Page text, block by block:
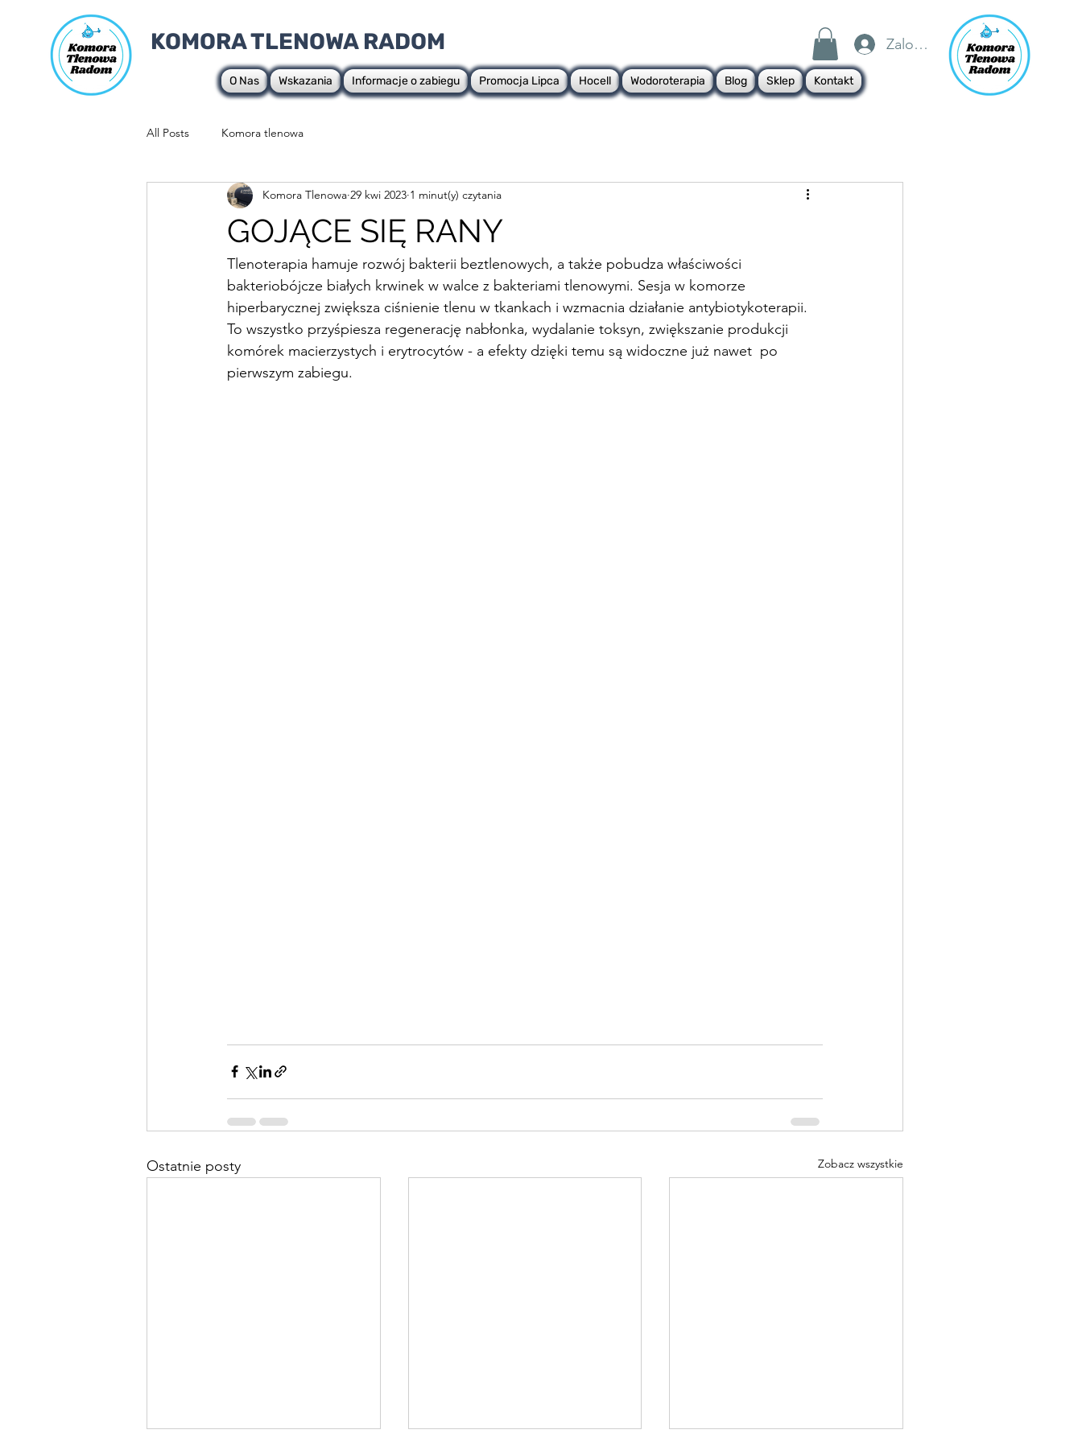
KOMORA TLENOWA RADOM Zaloguj się
O Nas Wskazania Informacje o zabiegu Promocja Lipca Hocell Wodoroterapia Blog Sklep Kontakt
All Posts Komora tlenowa
GOJĄCE SIĘ RANY
Komora Tlenowa 29 kwi 2023 1 minut(y) czytania
Tlenoterapia hamuje rozwój bakterii beztlenowych, a także pobudza właściwości
bakteriobójcze białych krwinek w walce z bakteriami tlenowymi. Sesja w komorze
hiperbarycznej zwiększa ciśnienie tlenu w tkankach i wzmacnia działanie antybiotykoterapii.
To wszystko przyśpiesza regenerację nabłonka, wydalanie toksyn, zwiększanie produkcji
komórek macierzystych i erytrocytów - a efekty dzięki temu są widoczne już nawet  po
pierwszym zabiegu.
Ostatnie posty Zobacz wszystkie